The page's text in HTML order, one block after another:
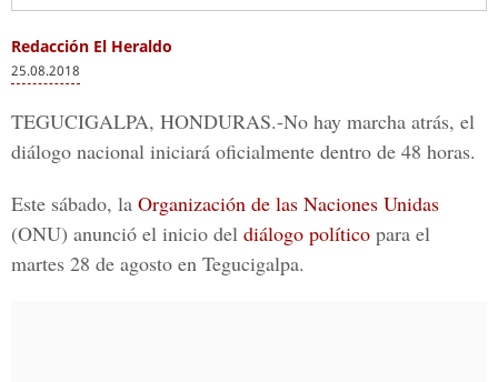
Redacción El Heraldo
25.08.2018
TEGUCIGALPA, HONDURAS.-No hay marcha atrás, el
diálogo nacional iniciará oficialmente dentro de 48 horas.
Este sábado, la Organización de las Naciones Unidas
(ONU) anunció el inicio del diálogo político para el
martes 28 de agosto en Tegucigalpa.